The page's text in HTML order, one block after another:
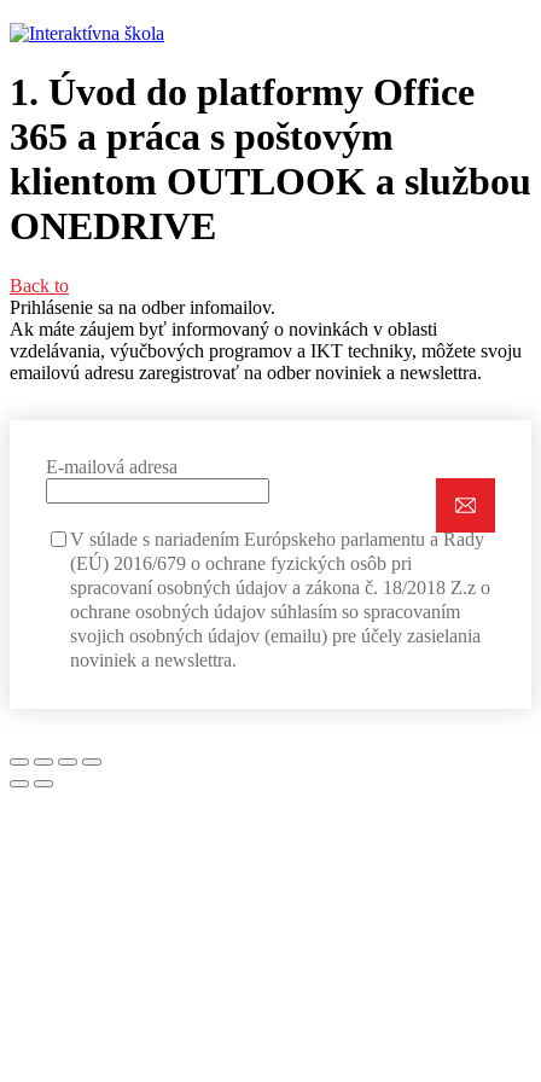
1. Úvod do platformy Office
365 a práca s poštovým
klientom OUTLOOK a službou
ONEDRIVE
Back to
Prihlásenie sa na odber infomailov.
Ak máte záujem byť informovaný o novinkách v oblasti
vzdelávania, výučbových programov a IKT techniky, môžete svoju
emailovú adresu zaregistrovať na odber noviniek a newslettra.
E-mailová adresa
V súlade s nariadením Európskeho parlamentu a Rady
(EÚ) 2016/679 o ochrane fyzických osôb pri
spracovaní osobných údajov a zákona č. 18/2018 Z.z o
ochrane osobných údajov súhlasím so spracovaním
svojich osobných údajov (emailu) pre účely zasielania
noviniek a newslettra.